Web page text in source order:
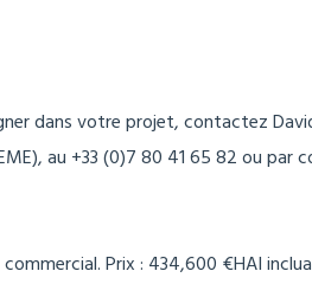
dans votre projet, contactez
au +33 (0)7 80 41 65 82 ou par
Prix : 434,600 €HAI